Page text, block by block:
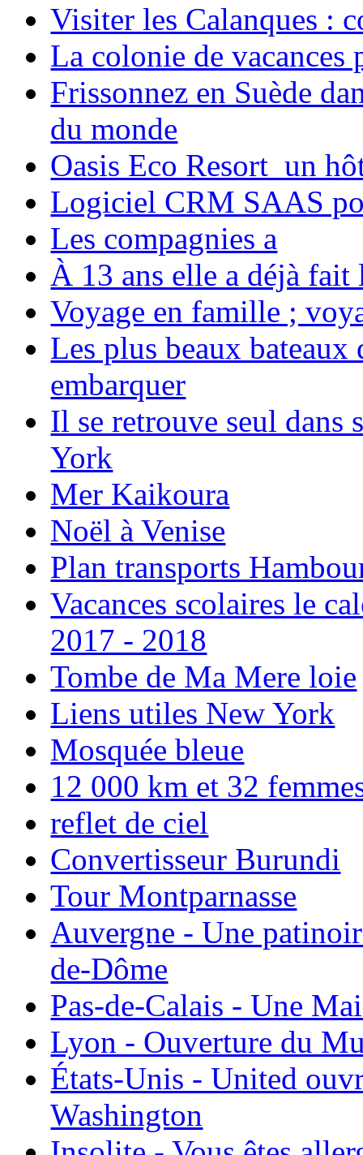
Visiter les Calanques :
La colonie de vacances
Frissonnez en Suède
du monde
Oasis Eco Resort un
Logiciel CRM SAAS
Les compagnies a
À 13 ans elle a déjà
Voyage en famille ;
Les plus beaux bateaux
embarquer
Il se retrouve seul dans
York
Mer Kaikoura
Noël à Venise
Plan transports
Vacances scolaires le
2017 - 2018
Tombe de Ma Mere loie
Liens utiles New York
Mosquée bleue
12 000 km et 32
reflet de ciel
Convertisseur Burundi
Tour Montparnasse
Auvergne - Une
de-Dôme
Pas-de-Calais - Une
Lyon - Ouverture du
États-Unis - United
Washington